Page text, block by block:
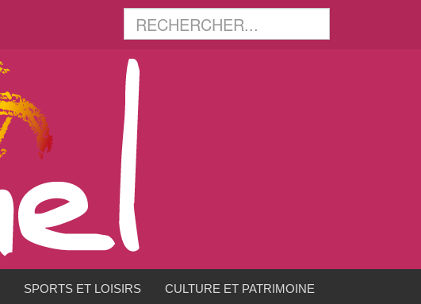
SPORTS ET LOISIRS CULTURE ET PATRIMOINE